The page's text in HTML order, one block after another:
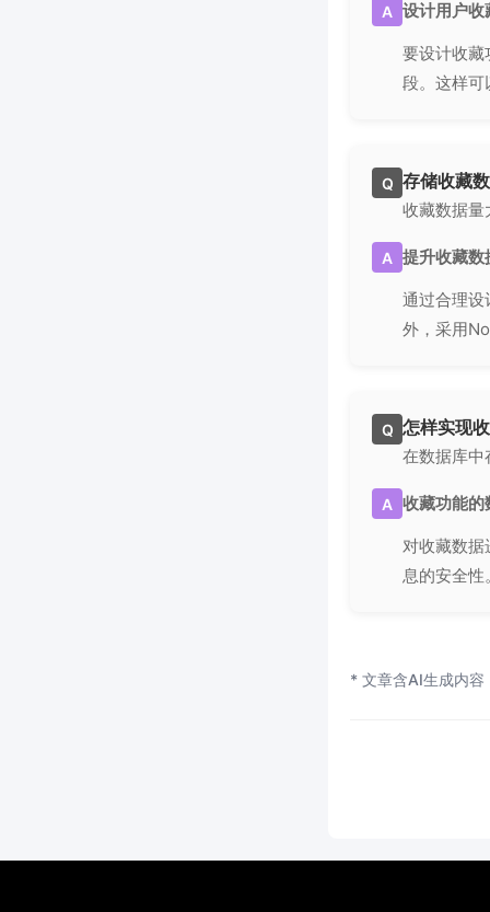
A 设计用户收
要设计收藏
段。这样可
Q 存储收藏
收藏数据量
A 提升收藏数
通过合理设
外，采用
Q 怎样实现
在数据库中
A 收藏功能的
对收藏数据
息的安全性
* 文章含AI生成内容